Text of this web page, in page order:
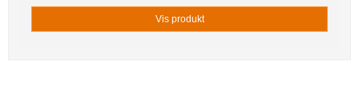
Vis produkt